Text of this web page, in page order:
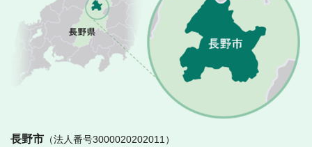
長野市 （法人番号3000020202011）